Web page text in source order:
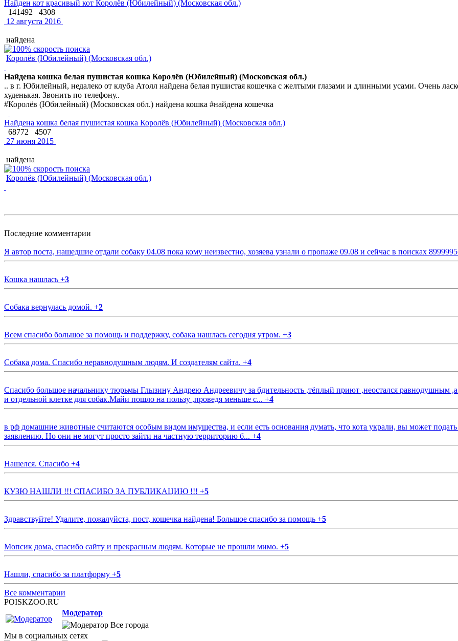
Найден кот красивый кот Королёв (Юбилейный) (Московская обл.)
141492
4308
12 августа 2016
найдена
Королёв (Юбилейный) (Московская обл.)
Найдена кошка белая пушистая кошка Королёв (Юбилейный) (Московская обл.)
.. в г. Юбилейный, недалеко от клуба Атолл найдена белая пушистая кошечка с желтыми глазами и длинными усами. Очень
худенькая. Звонить по телефону..
#Королёв (Юбилейный) (Московская обл.) найдена кошка #найдена кошечка
Найдена кошка белая пушистая кошка Королёв (Юбилейный) (Московская обл.)
68772
4507
27 июня 2015
найдена
Королёв (Юбилейный) (Московская обл.)
Последние комментарии
Я автор поста, нашедшие отдали собаку 04.08 пока кому неизвестно, хозяева узнали о пропаже 09.08 и сейчас в поисках
Кошка нашлась +3
Собака вернулась домой. +2
Всем спасибо большое за помощь и поддержку, собака нашлась сегодня утром. +3
Собака дома. Спасибо неравнодушным людям. И создателям сайта. +4
Спасибо большое начальнику тюрьмы Глызину Андрею Андреевичу за бдительность ,тёплый приют ,неостался равнодушным
и отдельной клетке для собак.Майи пошло на пользу ,проведя меньше с... +4
в рф домашние животные считаются особым видом имущества, и если есть основания думать, что кота украли, вы может
заявлению. Но они не могут просто зайти на частную территорию б... +4
Нашелся. Спасибо +4
КУЗЮ НАШЛИ !!! СПАСИБО ЗА ПУБЛИКАЦИЮ !!! +5
Здравствуйте! Удалите, пожалуйста, пост, кошечка найдена! Большое спасибо за помощь +5
Мопсик дома, спасибо сайту и прекрасным людям. Которые не прошли мимо. +5
Нашли, спасибо за платформу +5
Все комментарии
POISKZOO.RU
Модератор
Все города
Мы в социальных сетях